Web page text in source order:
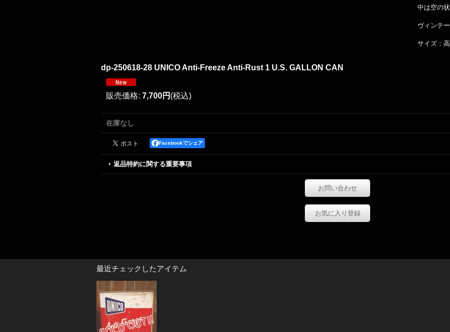
中は空の
ヴィンテ
サイズ：
dp-250618-28 UNICO Anti-Freeze Anti-Rust 1 U.S. GALLON CAN
販売価格: 7,700円 (税込)
在庫なし
Facebookでシェア
返品特約に関する重要事項
お問い合わせ
お気に入り登録
最近チェックしたアイテム